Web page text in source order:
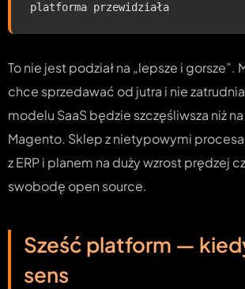
platforma przewidziała
To nie jest podział na „lepsze i gorsze”.
chce sprzedawać od jutra i nie
modelu SaaS będzie szczęśliwsza niż
Magento. Sklep z nietypowymi
z ERP i planem na duży wzrost prędzej
swobodę open source.
Sześć platform —
sens